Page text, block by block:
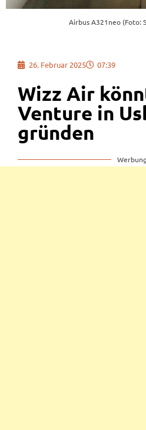
Airbus A321neo (Foto:
26. Februar 2025 07:39
Wizz Air
Venture in
gründen
Werbung